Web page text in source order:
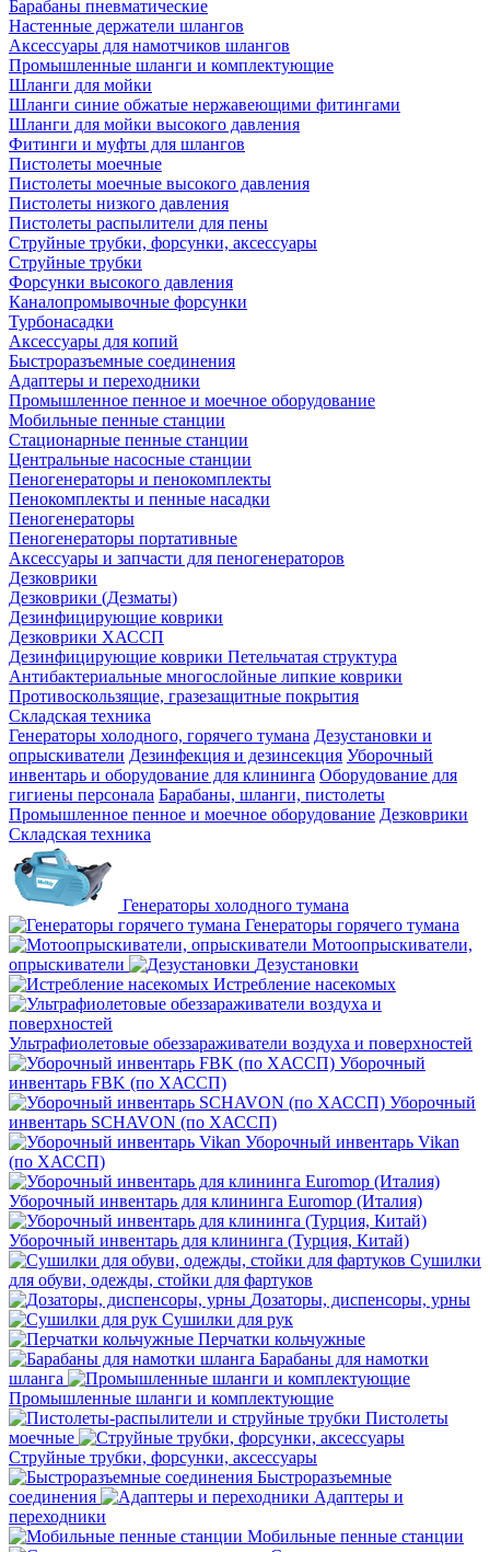
Барабаны пневматические
Настенные держатели шлангов
Аксессуары для намотчиков шлангов
Промышленные шланги и комплектующие
Шланги для мойки
Шланги синие обжатые нержавеющими фитингами
Шланги для мойки высокого давления
Фитинги и муфты для шлангов
Пистолеты моечные
Пистолеты моечные высокого давления
Пистолеты низкого давления
Пистолеты распылители для пены
Струйные трубки, форсунки, аксессуары
Струйные трубки
Форсунки высокого давления
Каналопромывочные форсунки
Турбонасадки
Аксессуары для копий
Быстроразъемные соединения
Адаптеры и переходники
Промышленное пенное и моечное оборудование
Мобильные пенные станции
Стационарные пенные станции
Центральные насосные станции
Пеногенераторы и пенокомплекты
Пенокомплекты и пенные насадки
Пеногенераторы
Пеногенераторы портативные
Аксессуары и запчасти для пеногенераторов
Дезковрики
Дезковрики (Дезматы)
Дезинфицирующие коврики
Дезковрики ХАССП
Дезинфицирующие коврики Петельчатая структура
Антибактериальные многослойные липкие коврики
Противоскользящие, гразезащитные покрытия
Складская техника
Генераторы холодного, горячего тумана Дезустановки и
опрыскиватели Дезинфекция и дезинсекция Уборочный
инвентарь и оборудование для клининга Оборудование для
гигиены персонала Барабаны, шланги, пистолеты
Промышленное пенное и моечное оборудование Дезковрики
Складская техника
Генераторы холодного тумана
Генераторы горячего тумана
Мотоопрыскиватели,
опрыскиватели
Дезустановки
Истребление насекомых
Ультрафиолетовые обеззараживатели воздуха и поверхностей
Уборочный
инвентарь FBK (по ХАССП)
Уборочный
инвентарь SCHAVON (по ХАССП)
Уборочный инвентарь Vikan
(по ХАССП)
Уборочный инвентарь для клининга Euromop (Италия)
Уборочный инвентарь для клининга (Турция, Китай)
Сушилки
для обуви, одежды, стойки для фартуков
Дозаторы, диспенсоры, урны
Сушилки для рук
Перчатки кольчужные
Барабаны для намотки
шланга
Промышленные шланги и комплектующие
Пистолеты
моечные
Струйные трубки, форсунки, аксессуары
Быстроразъемные
соединения
Адаптеры и
переходники
Мобильные пенные станции